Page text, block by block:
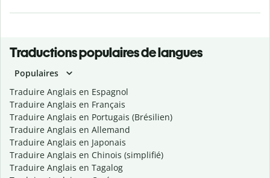
Traductions populaires de langues
Populaires
Traduire Anglais en Espagnol
Traduire Anglais en Français
Traduire Anglais en Portugais (Brésilien)
Traduire Anglais en Allemand
Traduire Anglais en Japonais
Traduire Anglais en Chinois (simplifié)
Traduire Anglais en Tagalog